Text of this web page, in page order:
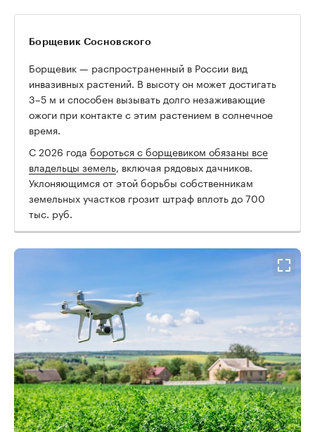
00:00
Борщевик Сосновского
Борщевик — распространенный в России вид
инвазивных растений. В высоту он может достигать
3–5 м и способен вызывать долго незаживающие
ожоги при контакте с этим растением в солнечное
время.
С 2026 года бороться с борщевиком обязаны все
владельцы земель, включая рядовых дачников.
Уклоняющимся от этой борьбы собственникам
земельных участков грозит штраф вплоть до 700
тыс. руб.